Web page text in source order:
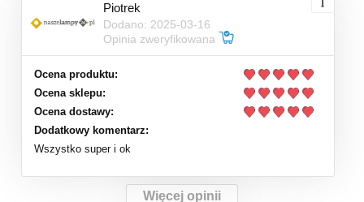
Piotrek
Dodano: 2025-03-16
Opinia zweryfikowana
Ocena produktu:
Ocena sklepu:
Ocena dostawy:
Dodatkowy komentarz:
Wszystko super i ok
Więcej opinii